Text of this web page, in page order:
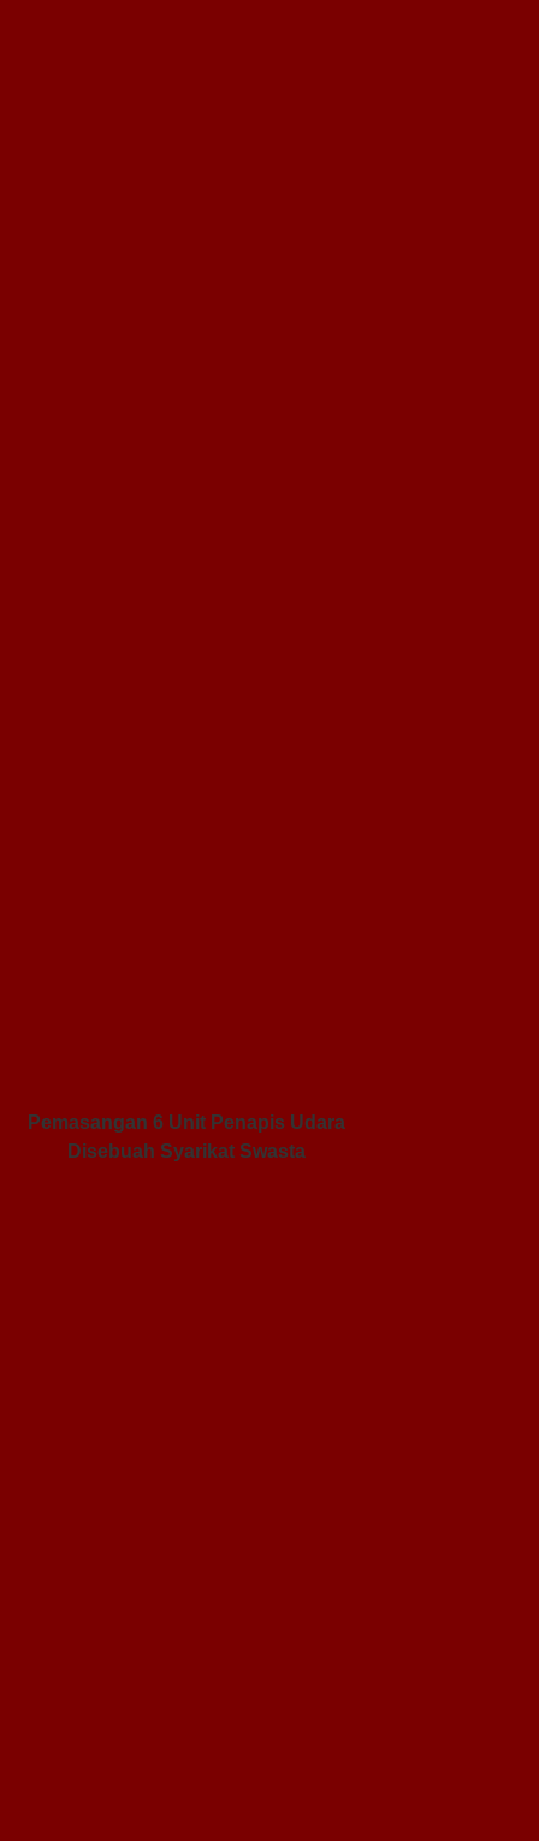
Pemasangan 6 Unit Penapis Udara
Disebuah Syarikat Swasta